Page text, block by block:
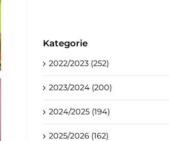
Kategorie
2022/2023 (252)
2023/2024 (200)
2024/2025 (194)
2025/2026 (162)